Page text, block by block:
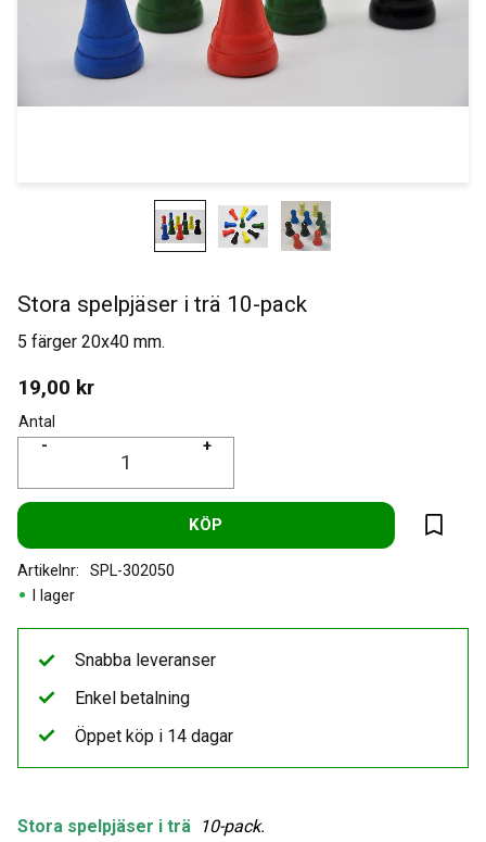
Stora spelpjäser i trä 10-pack
5 färger 20x40 mm.
19,00 kr
Antal
+
-
KÖP
Lägg
I lager
Artikelnr SPL-302050
Stora spelpjäser i trä 10-pack.
Snabba leveranser
Enkel betalning
Öppet köp i 14 dagar